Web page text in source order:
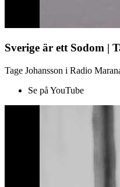
Sverige är ett Sodom |
Tage Johansson i Radio
Se på YouTube